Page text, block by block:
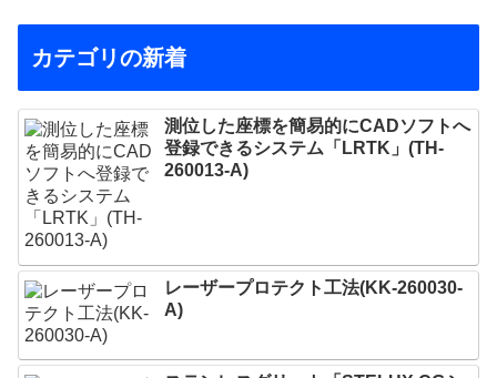
カテゴリの新着
測位した座標を簡易的にCADソフトへ
登録できるシステム「LRTK」(TH-
260013-A)
レーザープロテクト⼯法(KK-260030-
A)